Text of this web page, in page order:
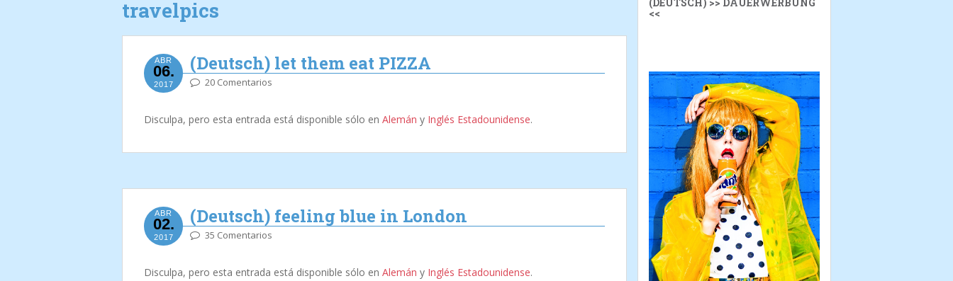
travelpics
ABR
06.
2017
(Deutsch) let them eat PIZZA
20 Comentarios
Disculpa, pero esta entrada está disponible sólo en Alemán y Inglés Estadounidense.
ABR
02.
2017
(Deutsch) feeling blue in London
35 Comentarios
Disculpa, pero esta entrada está disponible sólo en Alemán y Inglés Estadounidense.
<<